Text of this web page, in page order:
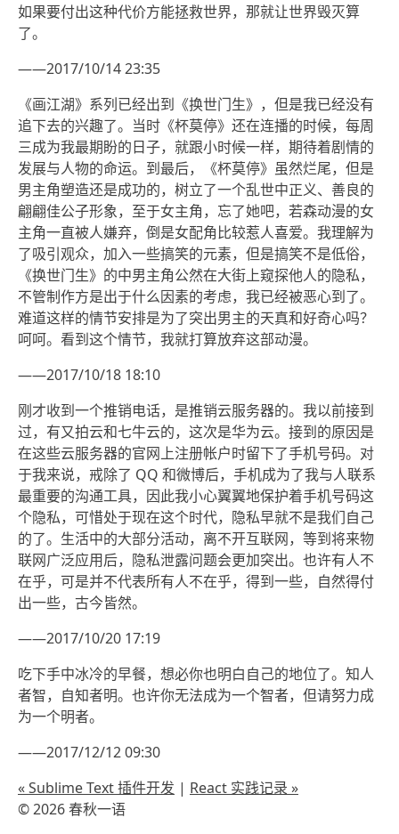
如果要付出这种代价方能拯救世界，那就让世界毁灭算
了。
——2017/10/14 23:35
《画江湖》系列已经出到《换世门生》，但是我已经没有
追下去的兴趣了。当时《杯莫停》还在连播的时候，每周
三成为我最期盼的日子，就跟小时候一样，期待着剧情的
发展与人物的命运。到最后，《杯莫停》虽然烂尾，但是
男主角塑造还是成功的，树立了一个乱世中正义、善良的
翩翩佳公子形象，至于女主角，忘了她吧，若森动漫的女
主角一直被人嫌弃，倒是女配角比较惹人喜爱。我理解为
了吸引观众，加入一些搞笑的元素，但是搞笑不是低俗，
《换世门生》的中男主角公然在大街上窥探他人的隐私，
不管制作方是出于什么因素的考虑，我已经被恶心到了。
难道这样的情节安排是为了突出男主的天真和好奇心吗？
呵呵。看到这个情节，我就打算放弃这部动漫。
——2017/10/18 18:10
刚才收到一个推销电话，是推销云服务器的。我以前接到
过，有又拍云和七牛云的，这次是华为云。接到的原因是
在这些云服务器的官网上注册帐户时留下了手机号码。对
于我来说，戒除了 QQ 和微博后，手机成为了我与人联系
最重要的沟通工具，因此我小心翼翼地保护着手机号码这
个隐私，可惜处于现在这个时代，隐私早就不是我们自己
的了。生活中的大部分活动，离不开互联网，等到将来物
联网广泛应用后，隐私泄露问题会更加突出。也许有人不
在乎，可是并不代表所有人不在乎，得到一些，自然得付
出一些，古今皆然。
——2017/10/20 17:19
吃下手中冰冷的早餐，想必你也明白自己的地位了。知人
者智，自知者明。也许你无法成为一个智者，但请努力成
为一个明者。
——2017/12/12 09:30
« Sublime Text 插件开发 | React 实践记录 »
© 2026 春秋一语